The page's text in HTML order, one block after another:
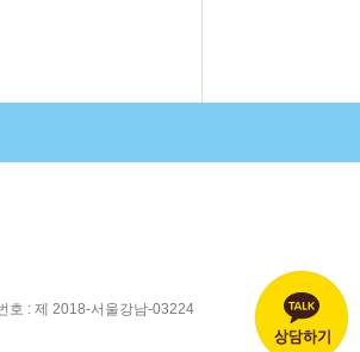
: 제 2018-서울강남-03224